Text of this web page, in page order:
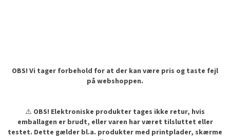
OBS! Vi tager forbehold for at der kan være pris og taste fejl
på webshoppen.
⚠️ OBS! Elektroniske produkter tages ikke retur, hvis
emballagen er brudt, eller varen har været tilsluttet eller
testet. Dette gælder bl.a. produkter med printplader, skærme